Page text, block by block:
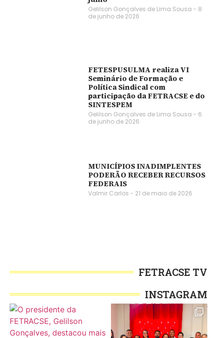
Gelilson Gonçalves de Lima Sousa
8
de junho de 2026
FETESPUSULMA realiza VI
Seminário de Formação e
Política Sindical com
participação da FETRACSE e do
SINTESPEM
Gelilson Gonçalves de Lima Sousa
6
de junho de 2026
MUNICÍPIOS INADIMPLENTES
PODERÃO RECEBER RECURSOS
FEDERAIS
Valmir Carlos 21 de maio de 2026
FETRACSE TV
INSTAGRAM